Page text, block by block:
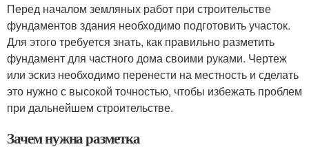
Перед началом земляных работ при строительстве
фундаментов здания необходимо подготовить участок.
Для этого требуется знать, как правильно разметить
фундамент для частного дома своими руками. Чертеж
или эскиз необходимо перенести на местность и сделать
это нужно с высокой точностью, чтобы избежать проблем
при дальнейшем строительстве.
Зачем нужна разметка